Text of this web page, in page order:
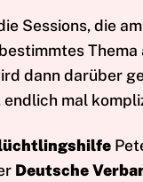
Sessions, die
dann darüber
mal
Deutsche